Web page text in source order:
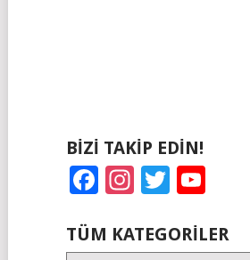
BIZI TAKIP EDIN!
Facebook
Instagram
Twitter
TÜM KATEGORILER